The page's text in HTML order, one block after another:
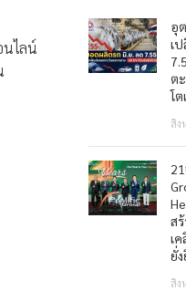
นไลน์
อุ
เ
ต
โต
สิง
ส
เ
ยั่
สิง